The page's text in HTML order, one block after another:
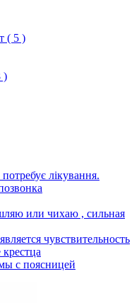
( 5 )
)
лікування.
или чихаю , сильная
чувствительность
с поясницей